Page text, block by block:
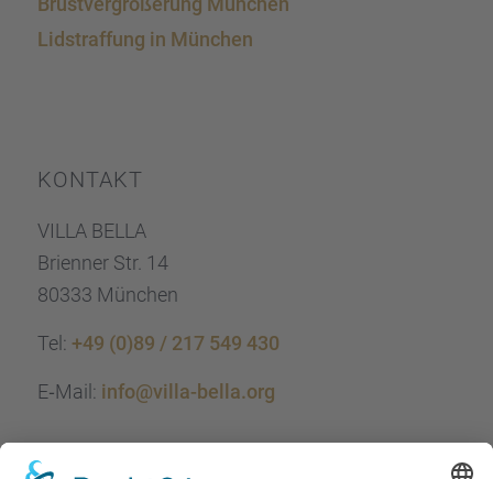
Lidstraf­fung in München
KONTAKT
VILLA BELLA
Brien­ner Str. 14
80333 München
Tel: +49 (0)89 / 217 549 430
E‑Mail: info@villa-bella.org